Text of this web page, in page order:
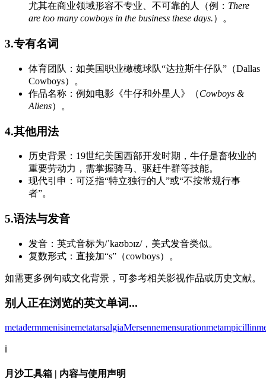
尤其在商业领域形容不专业、不可靠的人（例： There
are too many cowboys in the business these days.）。
3.专有名词
体育团队：如美国职业橄榄球队“达拉斯牛仔队”（Dallas
Cowboys）。
作品名称：例如电影《牛仔和外星人》（Cowboys &
Aliens）。
4.其他用法
历史背景：19世纪美国西部开发时期，牛仔是畜牧业的
重要劳动力，需掌握骑马、驱赶牛群等技能。
现代引申：可泛指“特立独行的人”或“不按常规行事
者”。
5.语法与发音
发音：英式音标为/ˈkaʊbɔɪz/，美式发音类似。
复数形式：直接加“s”（cowboys）。
如需更多例句或文化背景，可参考相关影视作品或历史文献。
别人正在浏览的英文单词...
metadermmenisinemetatarsalgiaMersennemensurationmetampicillin
ℹ️
月沙工具箱 | 内容与使用声明